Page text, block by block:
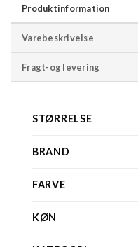
Produktinformation
Varebeskrivelse
Fragt-og levering
STØRRELSE
BRAND
FARVE
KØN